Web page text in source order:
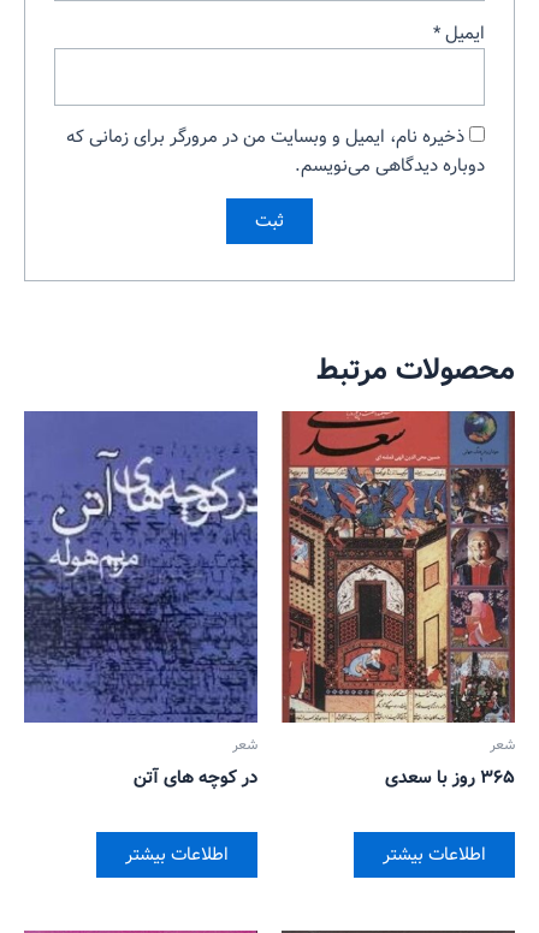
ایمیل*
ذخیره نام، ایمیل و وبسایت من در مرورگر برای زمانی که
دوباره دیدگاهی می‌نویسم.
محصولات مرتبط
شعر
۳۶۵ روز با سعدی
اطلاعات بیشتر
شعر
در کوچه های آتن
اطلاعات بیشتر